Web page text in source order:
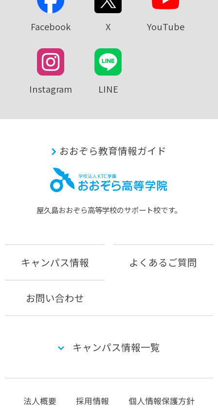
Facebook X YouTube
Instagram LINE
おおぞら教育情報ガイド
屋久島おおぞら⾼等学校のサポート校です。
キャンパス情報 よくあるご質問
お問い合わせ
キャンパス情報一覧
法人概要 採用情報
個人情報保護方針